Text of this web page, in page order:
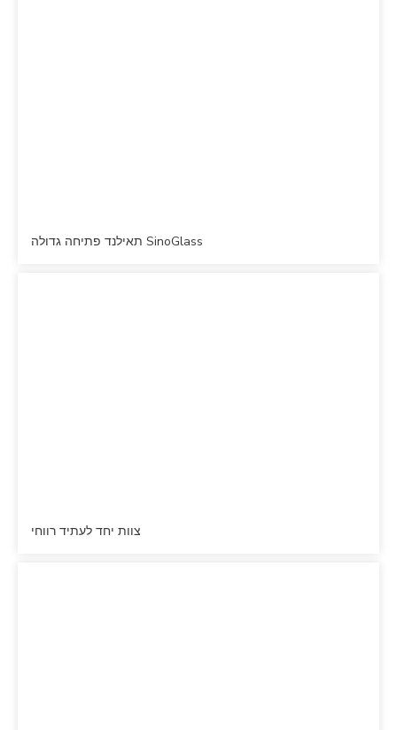
SinoGlass תאילנד פתיחה גדולה
צוות יחד לעתיד רווחי